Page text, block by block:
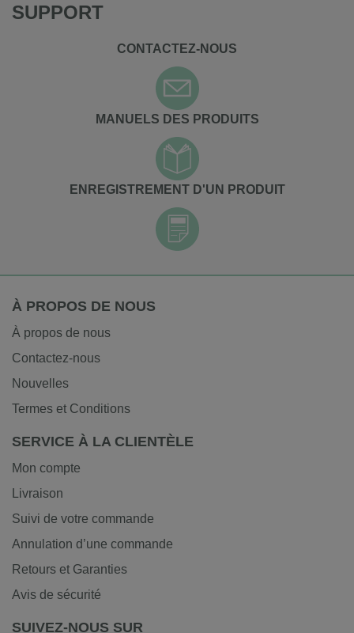
SUPPORT
CONTACTEZ-NOUS
MANUELS DES PRODUITS
ENREGISTREMENT D'UN PRODUIT
À PROPOS DE NOUS
À propos de nous
Contactez-nous
Nouvelles
Termes et Conditions
SERVICE À LA CLIENTÈLE
Mon compte
Livraison
Suivi de votre commande
Annulation d’une commande
Retours et Garanties
Avis de sécurité
SUIVEZ-NOUS SUR